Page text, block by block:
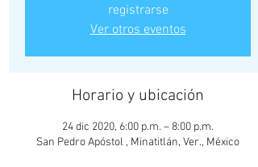
registrarse
Ver otros eventos
Horario y ubicación
24 dic 2020, 6:00 p.m. – 8:00 p.m.
San Pedro Apóstol , Minatitlán, Ver., México